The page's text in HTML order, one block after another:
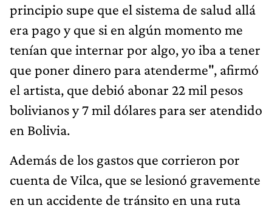
principio supe que el sistema de salud allá
era pago y que si en algún momento me
tenían que internar por algo, yo iba a tener
que poner dinero para atenderme", afirmó
el artista, que debió abonar 22 mil pesos
bolivianos y 7 mil dólares para ser atendido
en Bolivia.
Además de los gastos que corrieron por
cuenta de Vilca, que se lesionó gravemente
en un accidente de tránsito en una ruta